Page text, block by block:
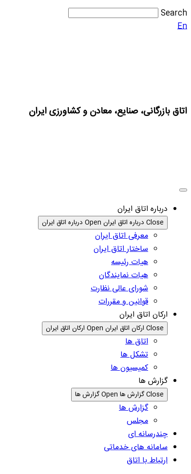
Search
En
اتاق بازرگانی، صنایع، معادن و کشاورزی ایران
درباره اتاق ایران
Close درباره اتاق ایران Open درباره اتاق ایران
معرفی اتاق ایران
ساختار اتاق ایران
هیات رئیسه
هیات نمایندگان
شورای عالی نظارت
قوانین و مقررات
ارکان اتاق ایران
Close ارکان اتاق ایران Open ارکان اتاق ایران
اتاق ها
تشکل ها
کمیسیون ها
گزارش ها
Close گزارش ها Open گزارش ها
گزارش ها
مجلس
چندرسانه ای
سامانه های خدماتی
ارتباط با اتاق